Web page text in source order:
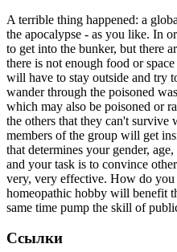
A terrible thing happened: a
the apocalypse - as you like. In
to get into the bunker, but there
there is not enough food or
will have to stay outside and try
wander through the poisoned
which may also be poisoned or
the others that they can't
members of the group will get
that determines your gender,
and your task is to convince
very, very effective. How do
homeopathic hobby will benefit
same time pump the skill of
Ссылки